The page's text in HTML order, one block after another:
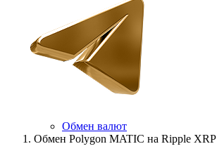
Обмен валют
Обмен Polygon MATIC на Ripple XRP